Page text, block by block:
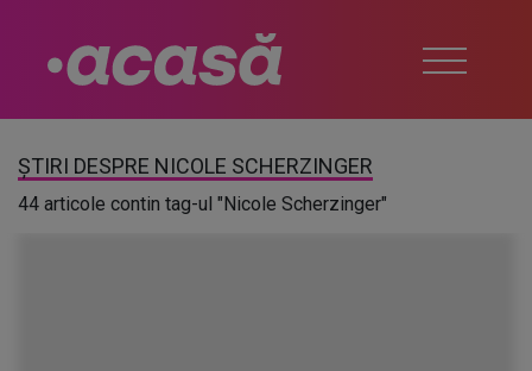
ȘTIRI DESPRE NICOLE SCHERZINGER
44 articole contin tag-ul "Nicole Scherzinger"